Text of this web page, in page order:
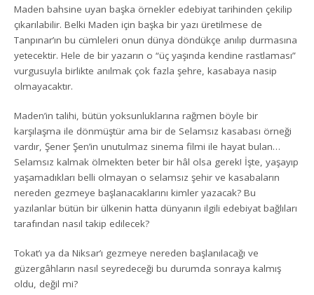
Maden bahsine uyan başka örnekler edebiyat tarihinden çekilip
çıkarılabilir. Belki Maden için başka bir yazı üretilmese de
Tanpınar’ın bu cümleleri onun dünya döndükçe anılıp durmasına
yetecektir. Hele de bir yazarın o “üç yaşında kendine rastlaması”
vurgusuyla birlikte anılmak çok fazla şehre, kasabaya nasip
olmayacaktır.
Maden’in talihi, bütün yoksunluklarına rağmen böyle bir
karşılaşma ile dönmüştür ama bir de Selamsız kasabası örneği
vardır, Şener Şen’in unutulmaz sinema filmi ile hayat bulan…
Selamsız kalmak ölmekten beter bir hâl olsa gerek! İşte, yaşayıp
yaşamadıkları belli olmayan o selamsız şehir ve kasabaların
nereden gezmeye başlanacaklarını kimler yazacak? Bu
yazılanlar bütün bir ülkenin hatta dünyanın ilgili edebiyat bağlıları
tarafından nasıl takip edilecek?
Tokat’ı ya da Niksar’ı gezmeye nereden başlanılacağı ve
güzergâhların nasıl seyredeceği bu durumda sonraya kalmış
oldu, değil mi?